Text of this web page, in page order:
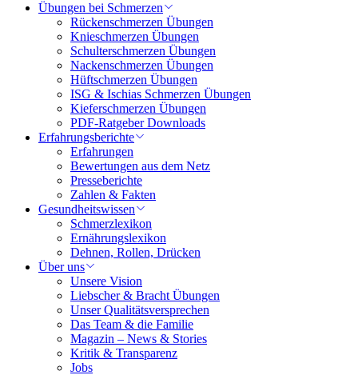
Übungen bei Schmerzen
Rückenschmerzen Übungen
Knieschmerzen Übungen
Schulterschmerzen Übungen
Nackenschmerzen Übungen
Hüftschmerzen Übungen
ISG & Ischias Schmerzen Übungen
Kieferschmerzen Übungen
PDF-Ratgeber Downloads
Erfahrungsberichte
Erfahrungen
Bewertungen aus dem Netz
Presseberichte
Zahlen & Fakten
Gesundheitswissen
Schmerzlexikon
Ernährungslexikon
Dehnen, Rollen, Drücken
Über uns
Unsere Vision
Liebscher & Bracht Übungen
Unser Qualitätsversprechen
Das Team & die Familie
Magazin – News & Stories
Kritik & Transparenz
Jobs